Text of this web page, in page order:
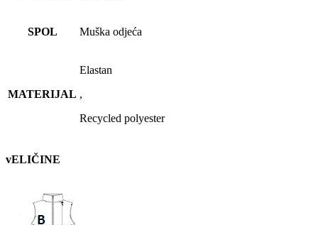
SPOL Muška odjeća
MATERIJAL
Elastan
,
Recycled polyester
vELIČINE